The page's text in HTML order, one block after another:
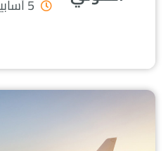
5 أسابيع